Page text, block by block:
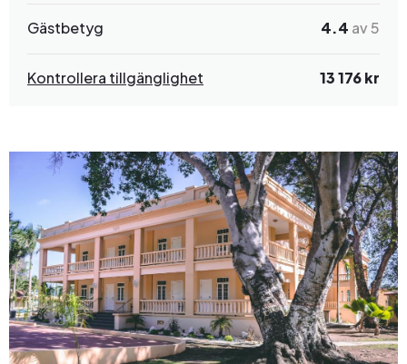
Gästbetyg 4.4 av 5
Kontrollera tillgänglighet 13 176 kr